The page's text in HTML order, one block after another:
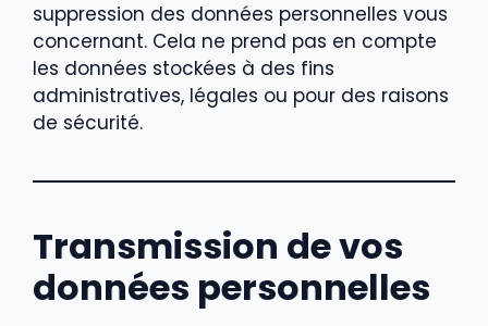
suppression des données personnelles vous
concernant. Cela ne prend pas en compte
les données stockées à des fins
administratives, légales ou pour des raisons
de sécurité.
Transmission de vos
données personnelles